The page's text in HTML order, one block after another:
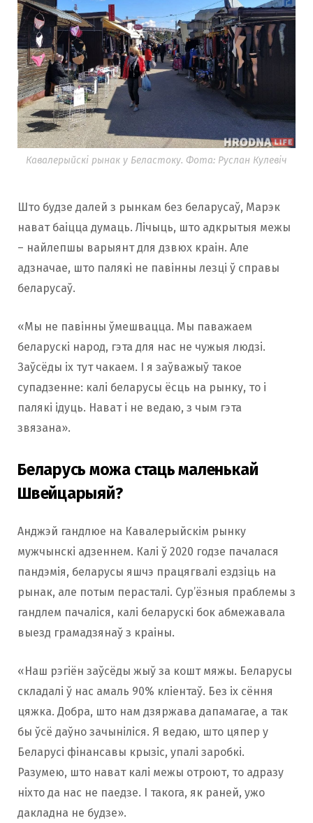
Кавалерыйскі рынак у Беластоку. Фота: Руслан Кулевіч
Што будзе далей з рынкам без беларусаў, Марэк
нават баіцца думаць. Лічыць, што адкрытыя межы
– найлепшы варыянт для дзвюх краін. Але
адзначае, што палякі не павінны лезці ў справы
беларусаў.
«Мы не павінны ўмешвацца. Мы паважаем
беларускі народ, гэта для нас не чужыя людзі.
Заўсёды іх тут чакаем. І я заўважыў такое
супадзенне: калі беларусы ёсць на рынку, то і
палякі ідуць. Нават і не ведаю, з чым гэта
звязана».
Беларусь можа стаць маленькай
Швейцарыяй?
Анджэй гандлюе на Кавалерыйскім рынку
мужчынскі адзеннем. Калі ў 2020 годзе пачалася
пандэмія, беларусы яшчэ працягвалі ездзіць на
рынак, але потым перасталі. Сур’ёзныя праблемы з
гандлем пачаліся, калі беларускі бок абмежавала
выезд грамадзянаў з краіны.
«Наш рэгіён заўсёды жыў за кошт мяжы. Беларусы
складалі ў нас амаль 90% кліентаў. Без іх сёння
цяжка. Добра, што нам дзяржава дапамагае, а так
бы ўсё даўно зачыніліся. Я ведаю, што цяпер у
Беларусі фінансавы крызіс, упалі заробкі.
Разумею, што нават калі межы отроют, то адразу
ніхто да нас не паедзе. І такога, як раней, ужо
дакладна не будзе».